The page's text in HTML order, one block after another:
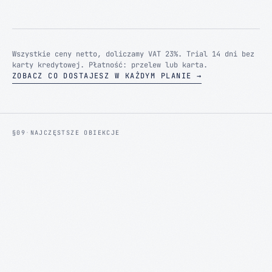
Wszystkie ceny netto, doliczamy VAT 23%. Trial 14 dni bez
karty kredytowej. Płatność: przelew lub karta.
ZOBACZ CO DOSTAJESZ W KAŻDYM PLANIE →
§09 · NAJCZĘSTSZE OBIEKCJE